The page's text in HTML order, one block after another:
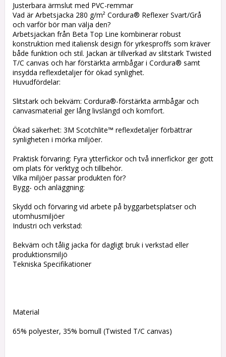
Justerbara ärmslut med PVC-remmar
Vad är Arbetsjacka 280 g/m² Cordura® Reflexer Svart/Grå
och varför bör man välja den?
Arbetsjackan från Beta Top Line kombinerar robust
konstruktion med italiensk design för yrkesproffs som kräver
både funktion och stil. Jackan är tillverkad av slitstark Twisted
T/C canvas och har förstärkta armbågar i Cordura® samt
insydda reflexdetaljer för ökad synlighet.
Huvudfördelar:
Slitstark och bekväm: Cordura®-förstärkta armbågar och
canvasmaterial ger lång livslängd och komfort.
Ökad säkerhet: 3M Scotchlite™ reflexdetaljer förbättrar
synligheten i mörka miljöer.
Praktisk förvaring: Fyra ytterfickor och två innerfickor ger gott
om plats för verktyg och tillbehör.
Vilka miljöer passar produkten för?
Bygg- och anläggning:
Skydd och förvaring vid arbete på byggarbetsplatser och
utomhusmiljöer
Industri och verkstad:
Bekväm och tålig jacka för dagligt bruk i verkstad eller
produktionsmiljö
Tekniska Specifikationer
Material
65% polyester, 35% bomull (Twisted T/C canvas)